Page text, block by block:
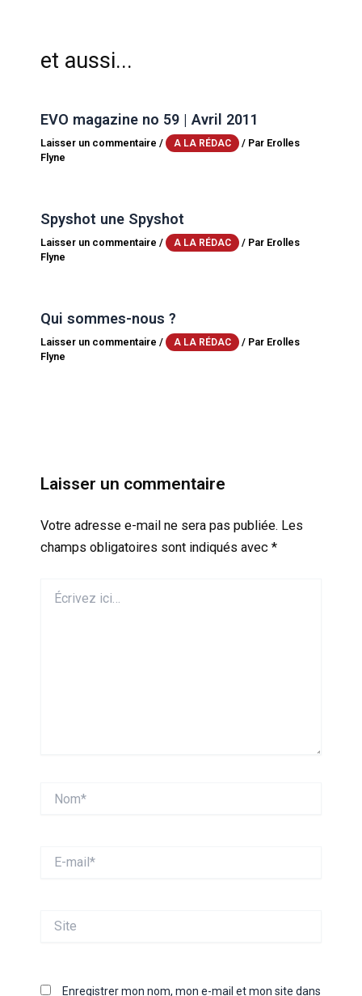
et aussi...
EVO magazine no 59 | Avril 2011
Laisser un commentaire / A LA RÉDAC / Par Erolles
Flyne
Spyshot une Spyshot
Laisser un commentaire / A LA RÉDAC / Par Erolles
Flyne
Qui sommes-nous ?
Laisser un commentaire / A LA RÉDAC / Par Erolles
Flyne
Laisser un commentaire
Votre adresse e-mail ne sera pas publiée. Les
champs obligatoires sont indiqués avec *
ici…
mail*
Enregistrer mon nom, mon e-mail et mon site dans